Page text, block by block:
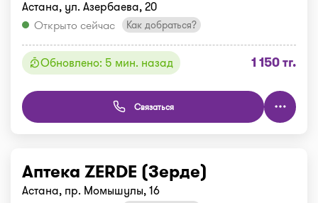
Астана, ул. Азербаева, 20
Открыто сейчас
Как добраться?
Обновлено: 5 мин. назад 1 150 тг.
Связаться
Аптека ZERDE (Зерде)
Астана, пр. Момышулы, 16